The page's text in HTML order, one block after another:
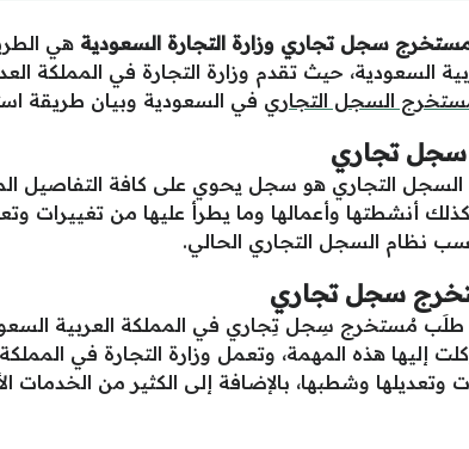
سجل تجاري وزارة التجارة السعودية هي
السعودية، حيث تقدم وزارة التجارة في المملكة
السجل التجاري في السعودية وبيان طريقة
تجاري
التجاري هو سجل يحوي على كافة التفاصيل
أنشطتها وأعمالها وما يطرأ عليها من تغييرات
نظام السجل التجاري الحالي.
سجل تجاري
مُستخرج سِجل تِجاري في المملكة العربية
إليها هذه المهمة، وتعمل وزارة التجارة في
وتعديلها وشطبها، بالإضافة إلى الكثير من الخدمات